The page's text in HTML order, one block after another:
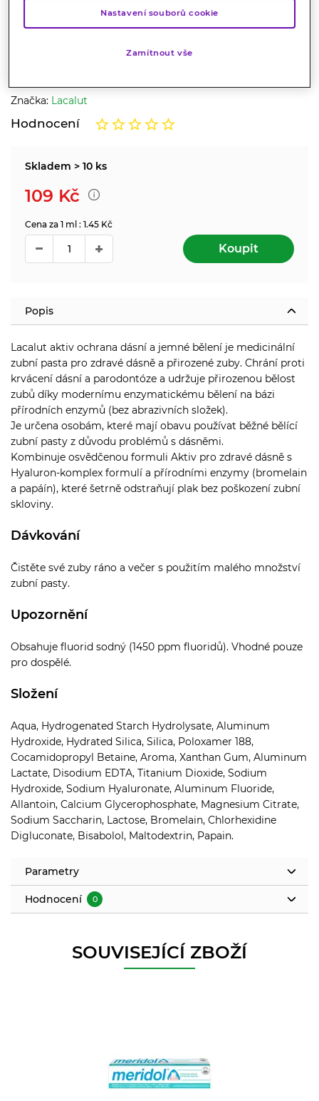
medicinální zubní pasta pro zdravé dásně a přirozené
Značka: Lacalut
Hodnocení
Skladem > 10 ks
109 Kč
Cena za 1 ml : 1.45 Kč
Koupit
Popis
Lacalut aktiv ochrana dásní a jemné bělení je medicinální
zubní pasta pro zdravé dásně a přirozené zuby. Chrání proti
krvácení dásní a parodontóze a udržuje přirozenou bělost
zubů díky modernímu enzymatickému bělení na bázi
přírodních enzymů (bez abrazivních složek).
Je určena osobám, které mají obavu používat běžné bělící
zubní pasty z důvodu problémů s dásněmi.
Kombinuje osvědčenou formuli Aktiv pro zdravé dásně s
Hyaluron-komplex formulí a přírodními enzymy (bromelain
a papáín), které šetrně odstraňují plak bez poškození zubní
skloviny.
Dávkování
Čistěte své zuby ráno a večer s použitím malého množství
zubní pasty.
Upozornění
Obsahuje fluorid sodný (1450 ppm fluoridů). Vhodné pouze
pro dospělé.
Složení
Aqua, Hydrogenated Starch Hydrolysate, Aluminum
Hydroxide, Hydrated Silica, Silica, Poloxamer 188,
Cocamidopropyl Betaine, Aroma, Xanthan Gum, Aluminum
Lactate, Disodium EDTA, Titanium Dioxide, Sodium
Hydroxide, Sodium Hyaluronate, Aluminum Fluoride,
Allantoin, Calcium Glycerophosphate, Magnesium Citrate,
Sodium Saccharin, Lactose, Bromelain, Chlorhexidine
Digluconate, Bisabolol, Maltodextrin, Papain.
Parametry
Hodnocení 0
SOUVISEJÍCÍ ZBOŽÍ
Nastavení souborů cookie
Zamítnout vše